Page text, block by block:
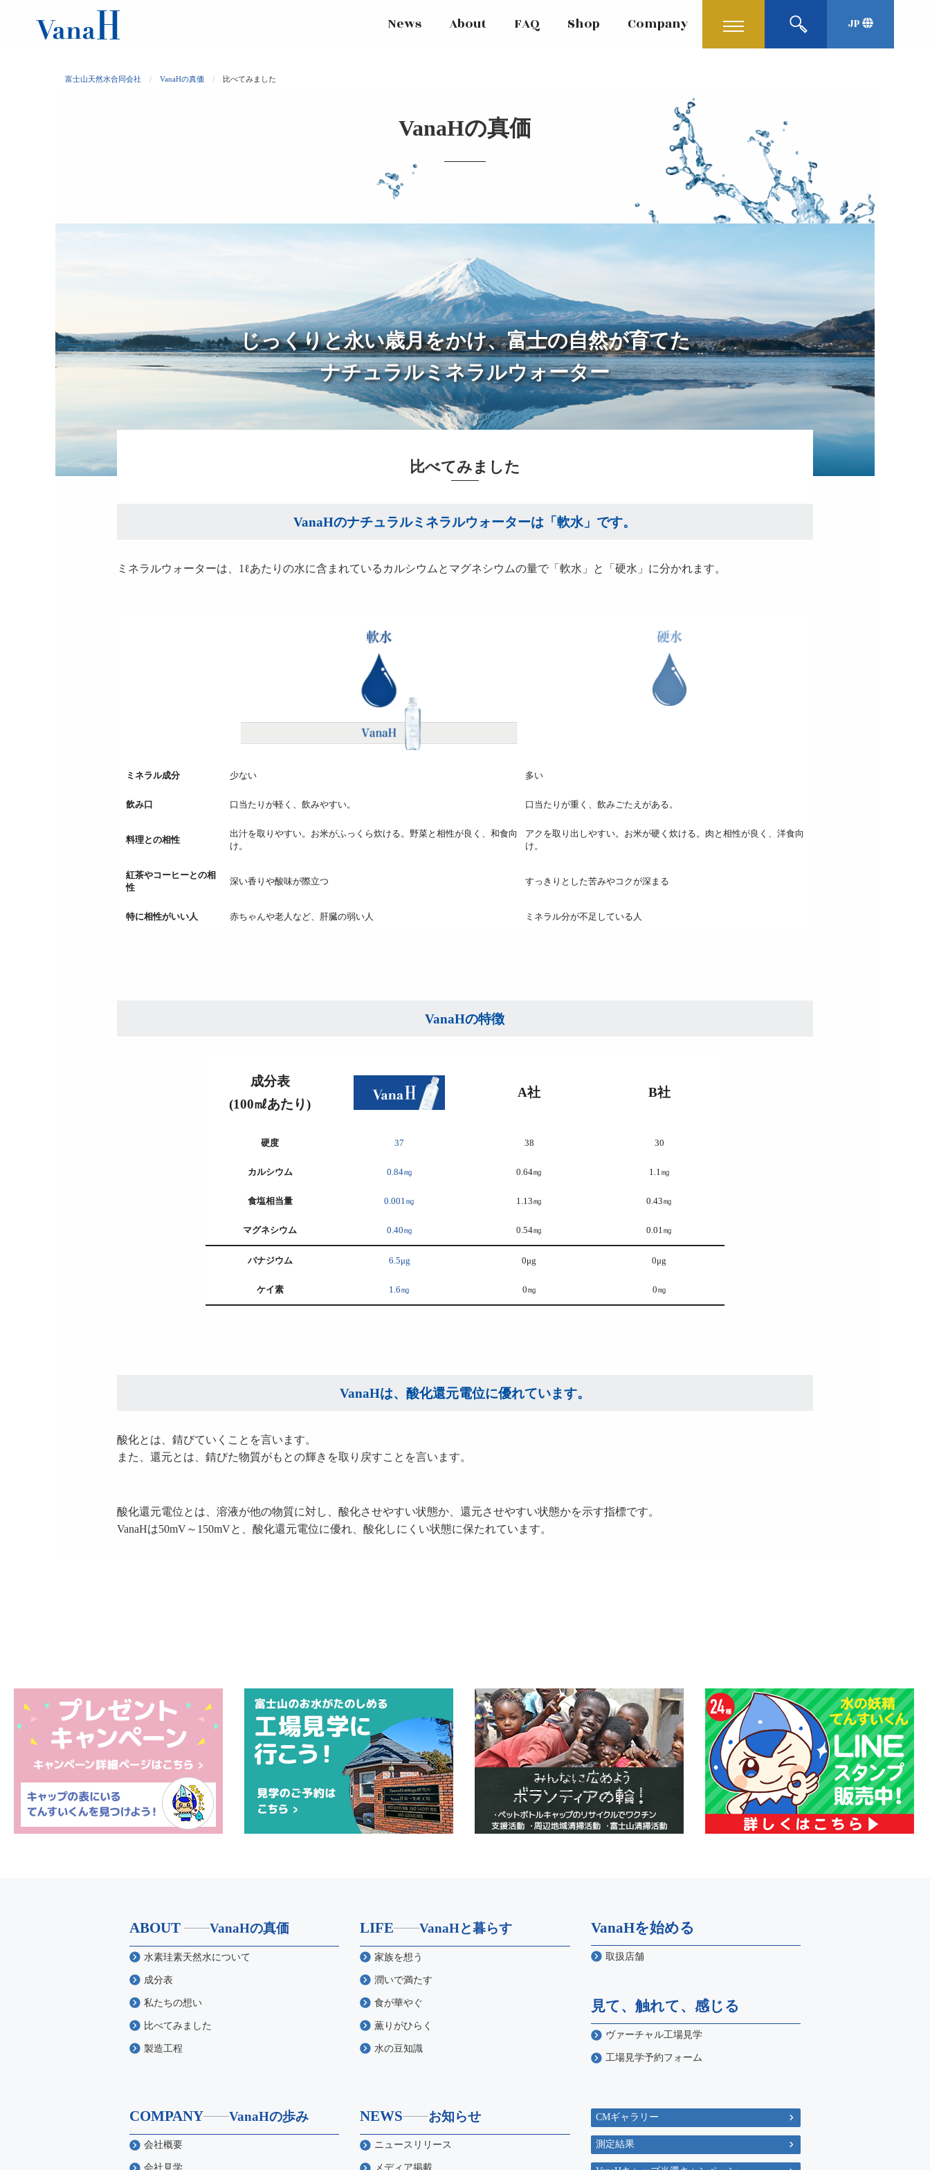
News About FAQ Shop Company JP
富士山天然水合同会社 VanaHの真価 比べてみました
VanaHの真価
じっくりと永い歳月をかけ、富士の自然が育てた
ナチュラルミネラルウォーター
比べてみました
VanaHのナチュラルミネラルウォーターは「軟水」です。
ミネラルウォーターは、1ℓあたりの水に含まれているカルシウムとマグネシウムの量で「軟水」と「硬水」に分かれます。
ミネラル成分 少ない 多い
飲み口 口当たりが軽く、飲みやすい。 口当たりが重く、飲みごたえがある。
料理との相性
出汁を取りやすい。お米がふっくら炊ける。野菜と相性が良く、和食向
け。
アクを取り出しやすい。お米が硬く炊ける。肉と相性が良く、洋食向
け。
紅茶やコーヒーとの相
性
深い香りや酸味が際立つ すっきりとした苦みやコクが深まる
特に相性がいい人 赤ちゃんや老人など、肝臓の弱い人 ミネラル分が不足している人
VanaHの特徴
成分表
(100㎖あたり)
A社 B社
硬度 37 38 30
カルシウム 0.84㎎ 0.64㎎ 1.1㎎
食塩相当量 0.001㎎ 1.13㎎ 0.43㎎
マグネシウム 0.40㎎ 0.54㎎ 0.01㎎
バナジウム 6.5μg 0μg 0μg
ケイ素 1.6㎎ 0㎎ 0㎎
VanaHは、酸化還元電位に優れています。
酸化とは、錆びていくことを言います。
また、還元とは、錆びた物質がもとの輝きを取り戻すことを言います。
酸化還元電位とは、溶液が他の物質に対し、酸化させやすい状態か、還元させやすい状態かを示す指標です。
VanaHは50mV～150mVと、酸化還元電位に優れ、酸化しにくい状態に保たれています。
ABOUT VanaHの真価
水素珪素天然水について
成分表
私たちの想い
比べてみました
製造工程
LIFE VanaHと暮らす
家族を想う
潤いで満たす
食が華やぐ
薫りがひらく
水の豆知識
VanaHを始める
取扱店舗
見て、触れて、感じる
ヴァーチャル工場見学
工場見学予約フォーム
COMPANY VanaHの歩み
会社概要
会社見学
NEWS お知らせ
ニュースリリース
メディア掲載
CMギャラリー
測定結果